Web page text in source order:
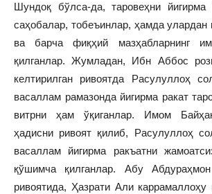
Шундоқ бўлса-да, таровеҳни йигирма
саҳобалар, тобеъинлар, ҳамда улардан
ва барча фиқҳий мазҳабларнинг
қилганлар. Жумладан, Ибн Аббос
келтирилган ривоятда Расулуллоҳ
васаллам рамазонда йигирма ракат
витрни ҳам ўқиганлар. Имом
ҳадисни ривоят қилиб, Расулуллоҳ
васаллам йигирма ракъатни
қўшимча қилганлар. Абу
ривоятида, Ҳазрати Али